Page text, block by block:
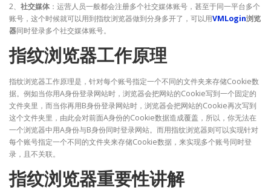
2、 社交媒体 ：运营人员一般都会注册多个社交媒体账号，甚至于同一平台多个
账号，这个时候就可以用到指纹浏览器做到分身多开了，可以用VMLogin浏览
器同时登录多个社交媒体账号。
指纹浏览器工作原理
指纹浏览器工作原理是，针对每个账号指定一个不同的文件夹来存储Cookie数
据。例如当你用A身份登录网站时，浏览器会把网站的Cookie写到一个固定的
文件夹里，而当你再用B身份登录网站时，浏览器会把网站的Cookie再次写到
这个文件夹里，由此会对前面A身份的Cookie数据造成覆盖，所以，你无法在
一个浏览器中用A身份与B身份同时登录网站。而用指纹浏览器则可以实现针对
每个账号指定一个不同的文件夹来存储Cookie数据，来实现多个账号同时登
录，且不关联。
指纹浏览器重要性讲解